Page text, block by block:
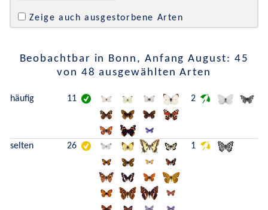
Zeige auch ausgestorbene Arten
Beobachtbar in Bonn, Anfang August: 45
von 48 ausgewählten Arten
häufig 11 2
selten 26 1